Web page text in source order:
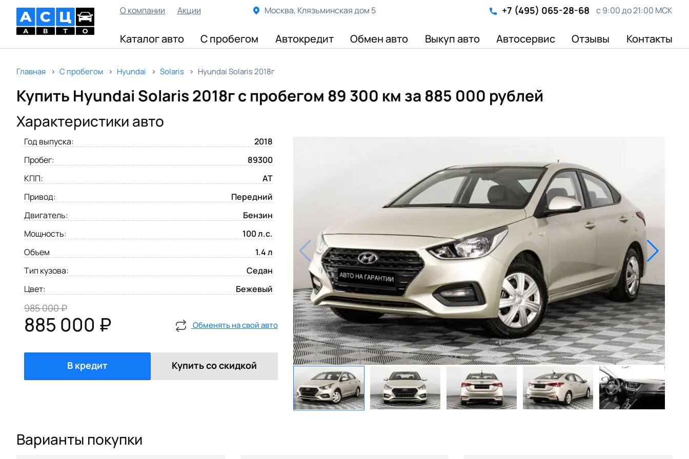
О компании Акции Москва, Клязьминская дом 5 +7 (495) 065-28-68 с 9:00 до 21:00 МСК
Каталог авто С пробегом Автокредит Обмен авто Выкуп авто Автосервис Отзывы Контакты
Главная С пробегом Hyundai Solaris Hyundai Solaris 2018г
Купить Hyundai Solaris 2018г с пробегом 89 300 км за 885 000 рублей
Характеристики авто
Год выпуска:
2018
Пробег:
89300
КПП:
AT
Привод:
Передний
Двигатель:
Бензин
Мощность:
100 л.с.
Объем
1.4 л
Тип кузова:
Седан
Цвет:
Бежевый
985 000 ₽
885 000 ₽ Обменять на свой авто
В кредит Купить со скидкой
Варианты покупки